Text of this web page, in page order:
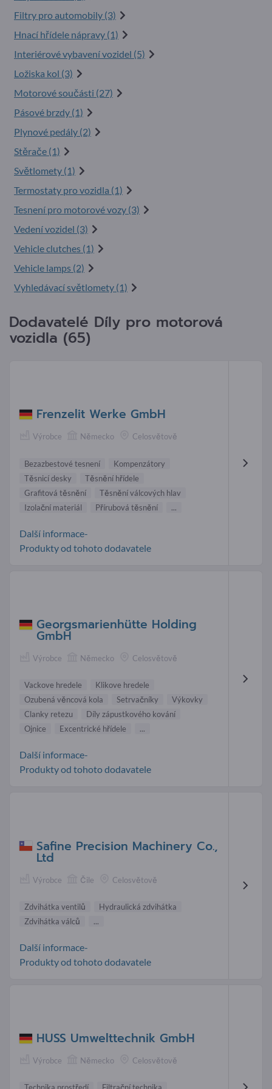
Filtry pro automobily (3)
Hnací hřídele nápravy (1)
Interiérové vybavení vozidel (5)
Ložiska kol (3)
Motorové součásti (27)
Pásové brzdy (1)
Plynové pedály (2)
Stěrače (1)
Světlomety (1)
Termostaty pro vozidla (1)
Tesnení pro motorové vozy (3)
Vedení vozidel (3)
Vehicle clutches (1)
Vehicle lamps (2)
Vyhledávací světlomety (1)
Dodavatelé Díly pro motorová
vozidla (65)
Frenzelit Werke GmbH
Výrobce Německo Celosvětově
Bezazbestové tesnení
Kompenzátory
Těsnicí desky
Těsnění hřídele
Grafitová těsnění
Těsnění válcových hlav
Izolační materiál
Přírubová těsnění ...
Další informace-
Produkty od tohoto dodavatele
Georgsmarienhütte Holding
GmbH
Výrobce Německo Celosvětově
Vackove hredele
Klikove hredele
Ozubená věncová kola
Setrvačníky
Výkovky
Clanky retezu
Díly zápustkového kování
Ojnice
Excentrické hřídele ...
Další informace-
Produkty od tohoto dodavatele
Safine Precision Machinery Co.,
Ltd
Výrobce Čile Celosvětově
Zdvihátka ventilů
Hydraulická zdvihátka
Zdvihátka válců
...
Další informace-
Produkty od tohoto dodavatele
HUSS Umwelttechnik GmbH
Výrobce Německo Celosvětově